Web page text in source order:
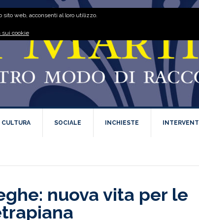
CULTURA SOCIALE INCHIESTE INTERVENTI
nuova vita per le
web, acconsenti al loro utilizzo.
sui cookie